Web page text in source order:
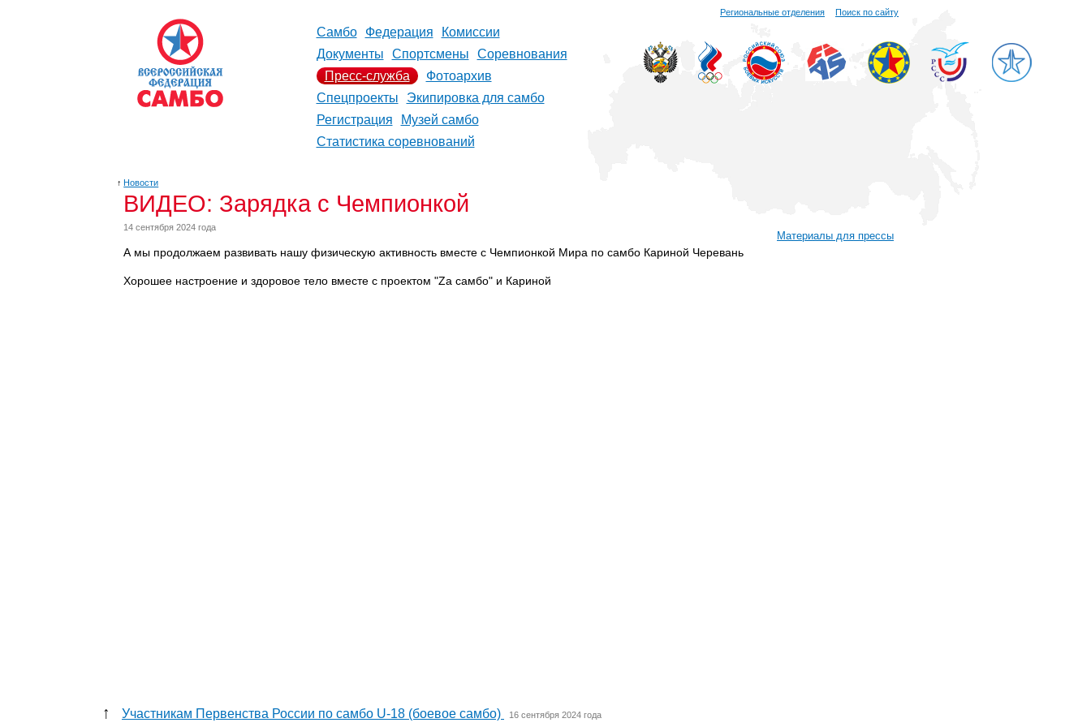
Региональные отделения Поиск по сайту
Самбо Федерация
Комиссии
Документы
Спортсмены
Соревнования
Пресс-служба
Фотоархив
Спецпроекты
Экипировка для самбо
Регистрация
Музей самбо
Статистика соревнований
↑ Новости
ВИДЕО: Зарядка с Чемпионкой
14 сентября 2024 года
А мы продолжаем развивать нашу физическую активность вместе с Чемпионкой Мира по самбо Кариной Черевань
Хорошее настроение и здоровое тело вместе с проектом "Zа самбо" и Кариной
↑ Участникам Первенства России по самбо U-18 (боевое самбо) 16 сентября 2024 года
Материалы для прессы